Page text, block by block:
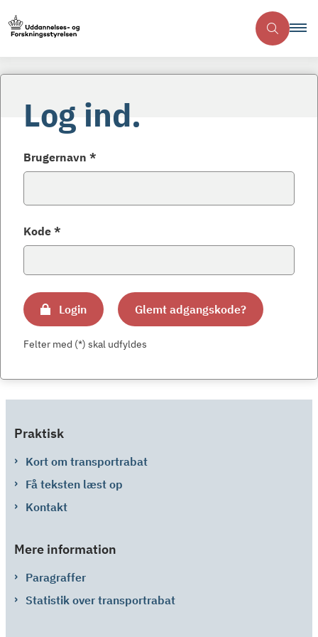
Log ind.
Brugernavn *
Kode *
Login Glemt adgangskode?
Felter med (*) skal udfyldes
Praktisk
Kort om transportrabat
Få teksten læst op
Kontakt
Mere information
Paragraffer
Statistik over transportrabat